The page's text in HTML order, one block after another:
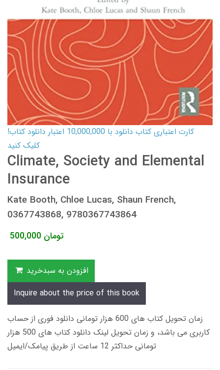
کارت اعتباری کتاب دانلود با 10,000,000 اعتبار دانلود کتاب!
کلیک کنید
Climate, Society and Elemental
Insurance
Kate Booth, Chloe Lucas, Shaun French,
0367743868, 9780367743864
500,000 تومان
افزودن به سبدخرید
Inquire about the price of this book
زمان تحویل کتاب های 600 هزار تومانی دانلود فوری از حساب
کاربری می باشد، و زمان تحویل لینک دانلود کتاب های 500 هزار
تومانی حداکثر 12 ساعت از طریق پیامک/ایمیل